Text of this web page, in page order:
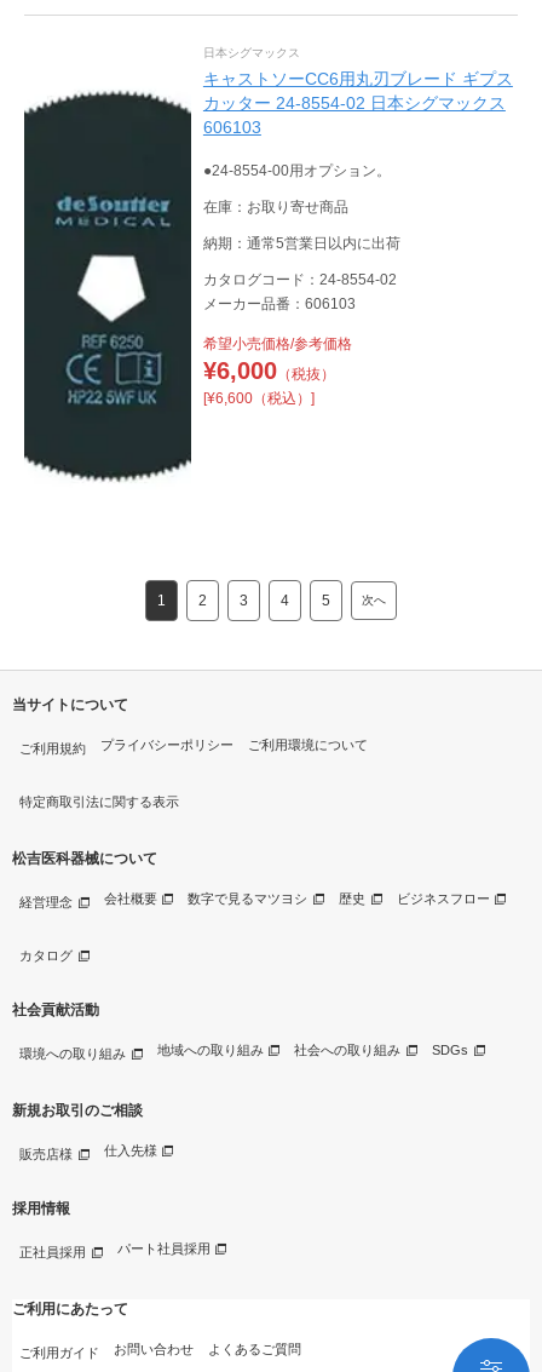
日本シグマックス
キャストソーCC6用丸刃ブレード ギプス
カッター 24-8554-02 日本シグマックス
606103
●24-8554-00用オプション。
在庫：お取り寄せ商品
納期：通常5営業日以内に出荷
カタログコード：24-8554-02
メーカー品番：606103
希望小売価格/参考価格
¥6,000（税抜）
[¥6,600（税込）]
1 2 3 4 5 次へ
当サイトについて
ご利用規約 プライバシーポリシー ご利用環境について
特定商取引法に関する表示
松吉医科器械について
経営理念 会社概要 数字で見るマツヨシ 歴史 ビジネスフロー
カタログ
社会貢献活動
環境への取り組み 地域への取り組み 社会への取り組み SDGs
新規お取引のご相談
販売店様 仕入先様
採用情報
正社員採用 パート社員採用
ご利用にあたって
ご利用ガイド お問い合わせ よくあるご質問